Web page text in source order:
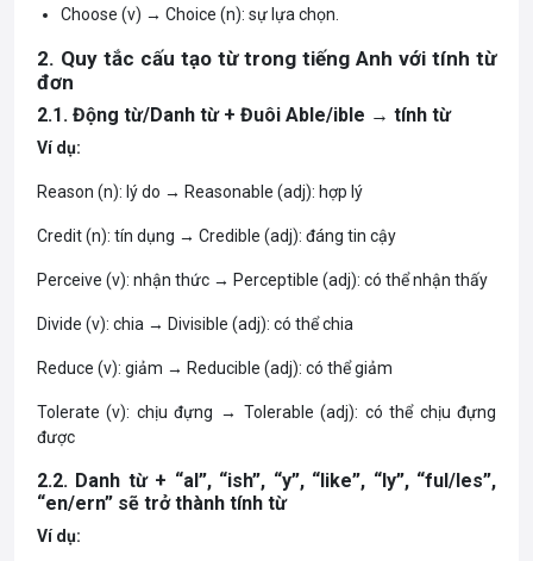
Choose (v) → Choice (n): sự lựa chọn.
2. Quy tắc cấu tạo từ trong tiếng Anh với tính từ
đơn
2.1. Động từ/Danh từ + Đuôi Able/ible → tính từ
Ví dụ:
Reason (n): lý do → Reasonable (adj): hợp lý
Credit (n): tín dụng → Credible (adj): đáng tin cậy
Perceive (v): nhận thức → Perceptible (adj): có thể nhận thấy
Divide (v): chia → Divisible (adj): có thể chia
Reduce (v): giảm → Reducible (adj): có thể giảm
Tolerate (v): chịu đựng → Tolerable (adj): có thể chịu đựng
được
2.2. Danh từ + “al”, “ish”, “y”, “like”, “ly”, “ful/les”,
“en/ern” sẽ trở thành tính từ
Ví dụ: